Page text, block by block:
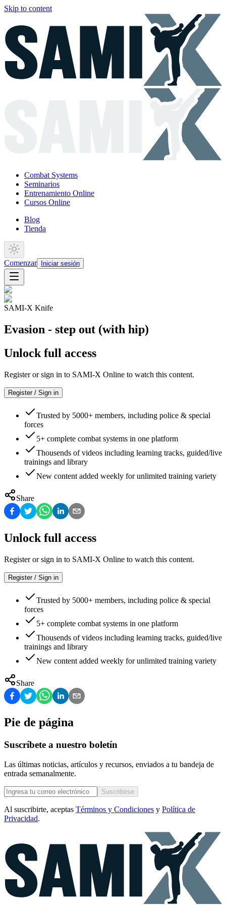
Skip to content
Combat Systems
Seminarios
Entrenamiento Online
Cursos Online
Blog
Tienda
Comenzar Iniciar sesión
SAMI-X Knife
Evasion - step out (with hip)
Unlock full access
Register or sign in to SAMI-X Online to watch this content.
Register / Sign in
Trusted by 5000+ members, including police & special
forces
5+ complete combat systems in one platform
Thousends of videos including learning tracks, guided/live
trainings and library
New content added weekly for unlimited training variety
Share
Unlock full access
Register or sign in to SAMI-X Online to watch this content.
Register / Sign in
Trusted by 5000+ members, including police & special
forces
5+ complete combat systems in one platform
Thousends of videos including learning tracks, guided/live
trainings and library
New content added weekly for unlimited training variety
Share
Pie de página
Suscríbete a nuestro boletín
Las últimas noticias, artículos y recursos, enviados a tu bandeja de
entrada semanalmente.
Suscribirse
Al suscribirte, aceptas Términos y Condiciones y Política de
Privacidad.